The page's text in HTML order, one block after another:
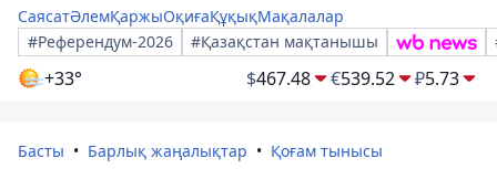
СаясатӘлемҚаржыОқиғаҚұқықМақалалар
#Референдум-2026
#Қазақстан мақтанышы
+33° $467.48 €539.52 ₽5.73
Басты Барлық жаңалықтар Қоғам тынысы